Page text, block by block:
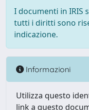
I documenti in IRIS
tutti i diritti sono
indicazione.
Informazioni
Utilizza questo
link a questo